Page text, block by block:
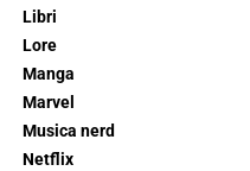
Libri
Lore
Manga
Marvel
Musica nerd
Netflix